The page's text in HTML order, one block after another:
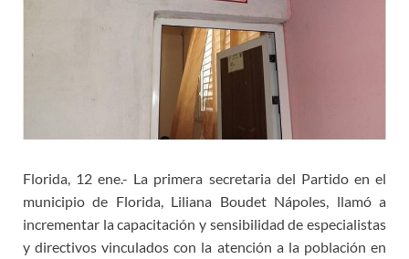
Florida, 12 ene.- La primera secretaria del Partido en el
municipio de Florida, Liliana Boudet Nápoles, llamó a
incrementar la capacitación y sensibilidad de especialistas
y directivos vinculados con la atención a la población en